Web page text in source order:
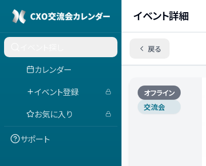
カレンダー
イベント登録
お気に入り
サポート
イベント詳細
戻る
オフライン
交流会